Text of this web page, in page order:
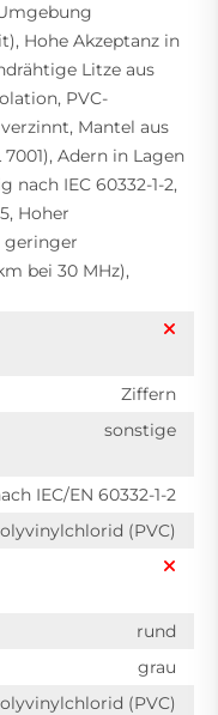
Hohe Akzeptanz in
Litze aus
PVC-
Mantel aus
Adern in Lagen
nach IEC 60332-1-2,
Hoher
geringer
bei 30 MHz),
Ziffern
sonstige
IEC/EN 60332-1-2
(PVC)
rund
grau
(PVC)